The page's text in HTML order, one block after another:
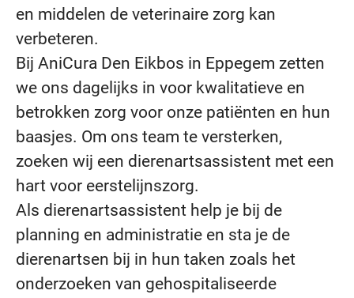
en middelen de veterinaire zorg kan
verbeteren.
Bij AniCura Den Eikbos in Eppegem zetten
we ons dagelijks in voor kwalitatieve en
betrokken zorg voor onze patiënten en hun
baasjes. Om ons team te versterken,
zoeken wij een dierenartsassistent met een
hart voor eerstelijnszorg.
Als dierenartsassistent help je bij de
planning en administratie en sta je de
dierenartsen bij in hun taken zoals het
onderzoeken van gehospitaliseerde